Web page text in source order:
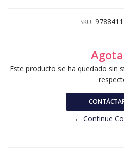
SKU:
Este producto se ha quedado sin
← Continue